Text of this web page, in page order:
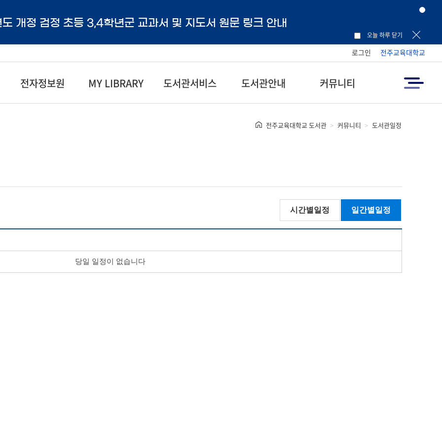
개정 검정 초등 3,4학년군 교과서 및 지도서 원문 링크 안내
오늘 하루 닫기
로그인 전주교육대학교
전자정보원 MY LIBRARY 도서관서비스 도서관안내 커뮤니티
전주교육대학교 도서관 커뮤니티 도서관일정
일간별일정
시간별일정
당일 일정이 없습니다